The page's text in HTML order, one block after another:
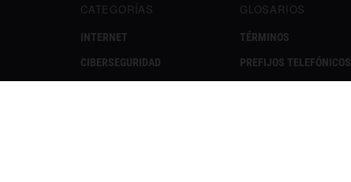
CATEGORÍAS
INTERNET
CIBERSEGURIDAD
GLOSARIOS
TÉRMINOS
PREFIJOS TELEFÓNICOS